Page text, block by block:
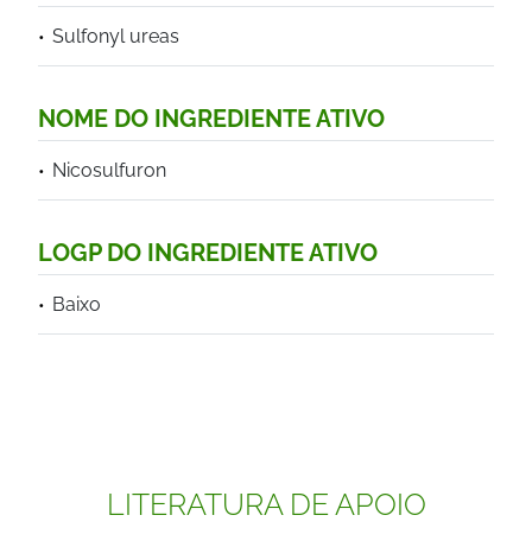
Sulfonyl ureas
NOME DO INGREDIENTE ATIVO
Nicosulfuron
LOGP DO INGREDIENTE ATIVO
Baixo
LITERATURA DE APOIO